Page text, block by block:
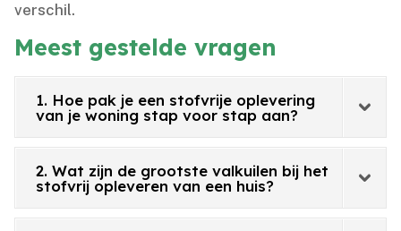
verschil.​
Meest gestelde vragen
1. Hoe pak je een stofvrije oplevering
van je woning stap voor stap aan?
2. Wat zijn de grootste valkuilen bij het
stofvrij opleveren van een huis?